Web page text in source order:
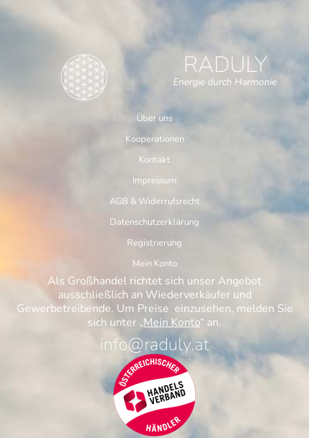
RADULY
Energie durch Harmonie
Über uns
Kooperationen
Kontakt
Impressum
AGB & Widerrufsrecht
Datenschutzerklärung
Registrierung
Mein Konto
Als Großhandel richtet sich unser Angebot
ausschließlich an Wiederverkäufer und
Gewerbetreibende. Um Preise einzusehen, melden Sie
sich unter „Mein Konto“ an.
info@raduly.at